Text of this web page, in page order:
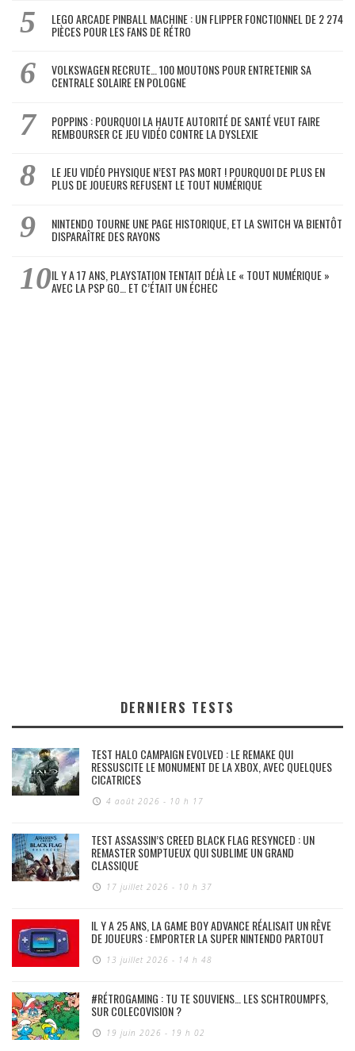
LEGO ARCADE PINBALL MACHINE : UN FLIPPER FONCTIONNEL DE 2 274
PIÈCES POUR LES FANS DE RÉTRO
VOLKSWAGEN RECRUTE… 100 MOUTONS POUR ENTRETENIR SA
CENTRALE SOLAIRE EN POLOGNE
POPPINS : POURQUOI LA HAUTE AUTORITÉ DE SANTÉ VEUT FAIRE
REMBOURSER CE JEU VIDÉO CONTRE LA DYSLEXIE
LE JEU VIDÉO PHYSIQUE N’EST PAS MORT ! POURQUOI DE PLUS EN
PLUS DE JOUEURS REFUSENT LE TOUT NUMÉRIQUE
NINTENDO TOURNE UNE PAGE HISTORIQUE, ET LA SWITCH VA BIENTÔT
DISPARAÎTRE DES RAYONS
IL Y A 17 ANS, PLAYSTATION TENTAIT DÉJÀ LE « TOUT NUMÉRIQUE »
AVEC LA PSP GO… ET C’ÉTAIT UN ÉCHEC
DERNIERS TESTS
TEST HALO CAMPAIGN EVOLVED : LE REMAKE QUI
RESSUSCITE LE MONUMENT DE LA XBOX, AVEC QUELQUES
CICATRICES
4 août 2026 - 10 h 17
TEST ASSASSIN’S CREED BLACK FLAG RESYNCED : UN
REMASTER SOMPTUEUX QUI SUBLIME UN GRAND
CLASSIQUE
17 juillet 2026 - 10 h 37
IL Y A 25 ANS, LA GAME BOY ADVANCE RÉALISAIT UN RÊVE
DE JOUEURS : EMPORTER LA SUPER NINTENDO PARTOUT
13 juillet 2026 - 14 h 48
#RÉTROGAMING : TU TE SOUVIENS… LES SCHTROUMPFS,
SUR COLECOVISION ?
19 juin 2026 - 19 h 02